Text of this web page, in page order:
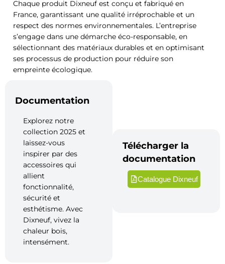
Chaque produit Dixneuf est conçu et fabriqué en
France, garantissant une qualité irréprochable et un
respect des normes environnementales. L’entreprise
s’engage dans une démarche éco-responsable, en
sélectionnant des matériaux durables et en optimisant
ses processus de production pour réduire son
empreinte écologique.
Documentation
Explorez notre
collection 2025 et
laissez-vous
inspirer par des
accessoires qui
allient
fonctionnalité,
sécurité et
esthétisme. Avec
Dixneuf, vivez la
chaleur bois,
intensément.
Télécharger la
documentation
Catalogue Dixneuf